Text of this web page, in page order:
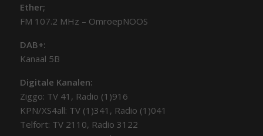
Ether;
FM 107.2 MHz – OmroepNOOS
DAB+:
Kanaal 5B
Digitale Kanalen:
Ziggo: TV 41, Radio (1)916
KPN/XS4all: TV (1)341, Radio (1)041
Telfort: TV 2110, Radio 3122